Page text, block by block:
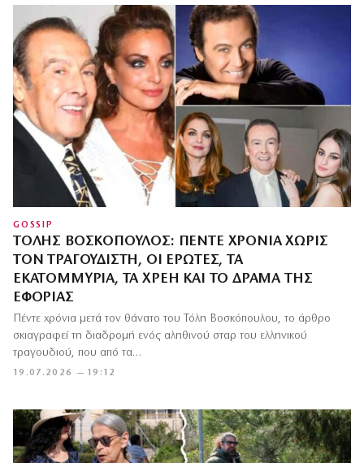
GOSSIP
ΤΌΛΗΣ ΒΟΣΚΌΠΟΥΛΟΣ: ΠΈΝΤΕ ΧΡΌΝΙΑ ΧΩΡΊΣ
ΤΟΝ ΤΡΑΓΟΥΔΙΣΤΉ, ΟΙ ΈΡΩΤΕΣ, ΤΑ
ΕΚΑΤΟΜΜΎΡΙΑ, ΤΑ ΧΡΈΗ ΚΑΙ ΤΟ ΔΡΆΜΑ ΤΗΣ
ΕΦΟΡΊΑΣ
19.07.2026 — 19:12
Πέντε χρόνια μετά τον θάνατο του Τόλη Βοσκόπουλου, το άρθρο
σκιαγραφεί τη διαδρομή ενός αληθινού σταρ του ελληνικού
τραγουδιού, που από τα…